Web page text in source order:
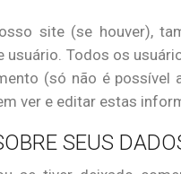
site (se houver),
Todos os
(só não é possível
ver e editar estas
SEUS